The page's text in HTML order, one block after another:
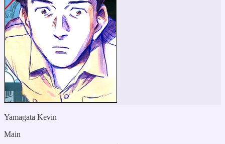
Yamagata Kevin
Main